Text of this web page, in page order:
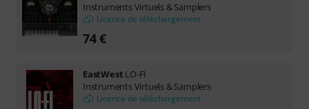
Instruments Virtuels & Samplers
Licence de téléchargement
74 €
EastWest LO-FI
Instruments Virtuels & Samplers
Licence de téléchargement